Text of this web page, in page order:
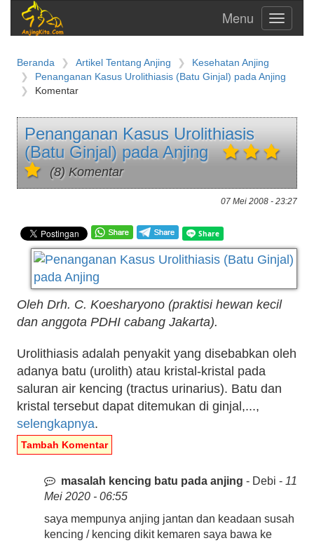
Toggle
Beranda Artikel Tentang Anjing
Kesehatan Anjing
Penanganan Kasus Urolithiasis (Batu Ginjal) pada Anjing
Komentar
Penanganan Kasus Urolithiasis
(Batu Ginjal) pada Anjing
(8) Komentar
07 Mei 2008 - 23:27
Oleh Drh. C. Koesharyono (praktisi hewan kecil
dan anggota PDHI cabang Jakarta).
Urolithiasis adalah penyakit yang disebabkan oleh
adanya batu (urolith) atau kristal-kristal pada
saluran air kencing (tractus urinarius). Batu dan
kristal tersebut dapat ditemukan di ginjal,...,
selengkapnya.
Tambah Komentar
masalah kencing batu pada anjing - Debi - 11
Mei 2020 - 06:55
saya mempunya anjing jantan dan keadaan susah
kencing / kencing dikit kemaren saya bawa ke